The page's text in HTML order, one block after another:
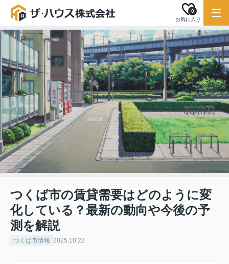
お気に入り
0
つくば市の賃貸需要はどのように変
化している？最新の動向や今後の予
測を解説
つくば市情報 2025.10.22